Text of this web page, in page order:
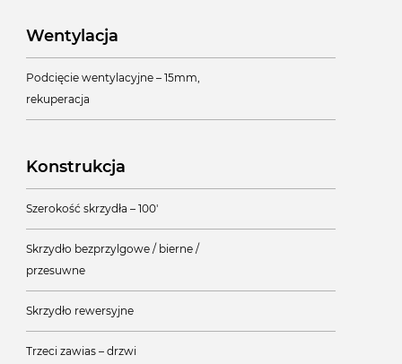
Wentylacja
Podcięcie wentylacyjne – 15mm,
rekuperacja
Konstrukcja
Szerokość skrzydła – 100'
Skrzydło bezprzylgowe / bierne /
przesuwne
Skrzydło rewersyjne
Trzeci zawias – drzwi